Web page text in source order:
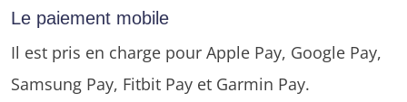
Le paiement mobile
Il est pris en charge pour Apple Pay, Google Pay,
Samsung Pay, Fitbit Pay et Garmin Pay.